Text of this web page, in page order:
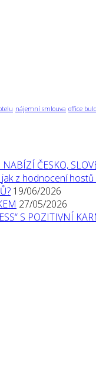
nájemní smlouva office
ČESKO,
jak z hodnocení
19/06/2026
27/05/2026
S POZITIVNÍ